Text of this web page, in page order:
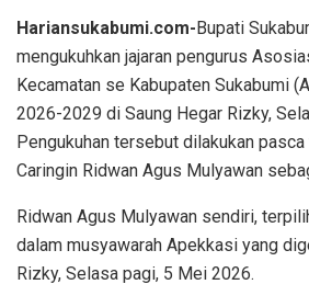
Hariansukabumi.com-Bupati
mengukuhkan jajaran pengurus
Kecamatan se Kabupaten Sukabumi
2026-2029 di Saung Hegar Rizky,
Pengukuhan tersebut dilakukan
Caringin Ridwan Agus Mulyawan
Ridwan Agus Mulyawan sendiri,
dalam musyawarah Apekkasi yang
Rizky, Selasa pagi, 5 Mei 2026.